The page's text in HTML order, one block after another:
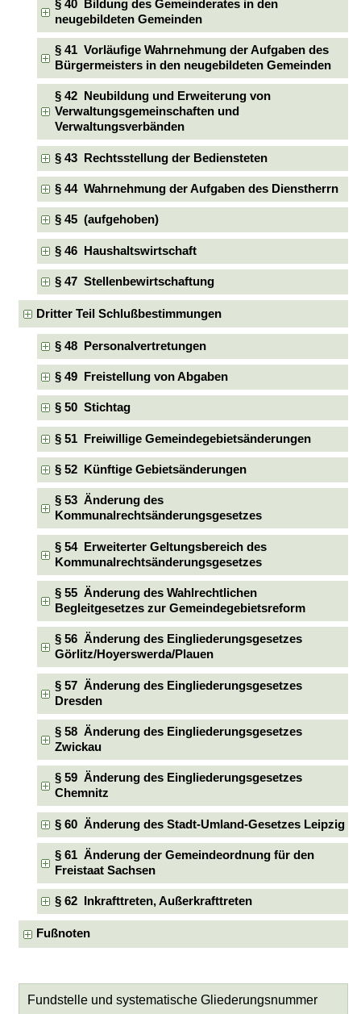
§ 40 Bildung des Gemeinderates in den
neugebildeten Gemeinden
§ 41 Vorläufige Wahrnehmung der Aufgaben des
Bürgermeisters in den neugebildeten Gemeinden
§ 42 Neubildung und Erweiterung von
Verwaltungsgemeinschaften und
Verwaltungsverbänden
§ 43 Rechtsstellung der Bediensteten
§ 44 Wahrnehmung der Aufgaben des Dienstherrn
§ 45 (aufgehoben)
§ 46 Haushaltswirtschaft
§ 47 Stellenbewirtschaftung
Dritter Teil Schlußbestimmungen
§ 48 Personalvertretungen
§ 49 Freistellung von Abgaben
§ 50 Stichtag
§ 51 Freiwillige Gemeindegebietsänderungen
§ 52 Künftige Gebietsänderungen
§ 53 Änderung des
Kommunalrechtsänderungsgesetzes
§ 54 Erweiterter Geltungsbereich des
Kommunalrechtsänderungsgesetzes
§ 55 Änderung des Wahlrechtlichen
Begleitgesetzes zur Gemeindegebietsreform
§ 56 Änderung des Eingliederungsgesetzes
Görlitz/Hoyerswerda/Plauen
§ 57 Änderung des Eingliederungsgesetzes
Dresden
§ 58 Änderung des Eingliederungsgesetzes
Zwickau
§ 59 Änderung des Eingliederungsgesetzes
Chemnitz
§ 60 Änderung des Stadt-Umland-Gesetzes Leipzig
§ 61 Änderung der Gemeindeordnung für den
Freistaat Sachsen
§ 62 Inkrafttreten, Außerkrafttreten
Fußnoten
Fundstelle und systematische Gliederungsnummer